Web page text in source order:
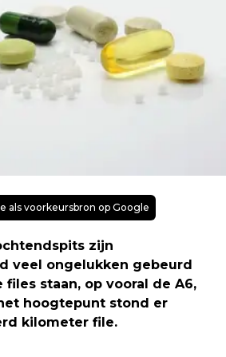
als voorkeursbron op Google
zijn
veel ongelukken gebeurd
files staan, op vooral de A6,
het hoogtepunt stond er
kilometer file.